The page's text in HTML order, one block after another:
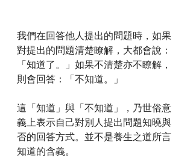
我們在回答他人提出的問題時，如果
對提出的問題清楚瞭解，大都會說：
「知道了。」如果不清楚亦不瞭解，
則會回答：「不知道。」
這「知道」與「不知道」，乃世俗意
義上表示自己對別人提出問題知曉與
否的回答方式。並不是養生之道所言
知道的含義。